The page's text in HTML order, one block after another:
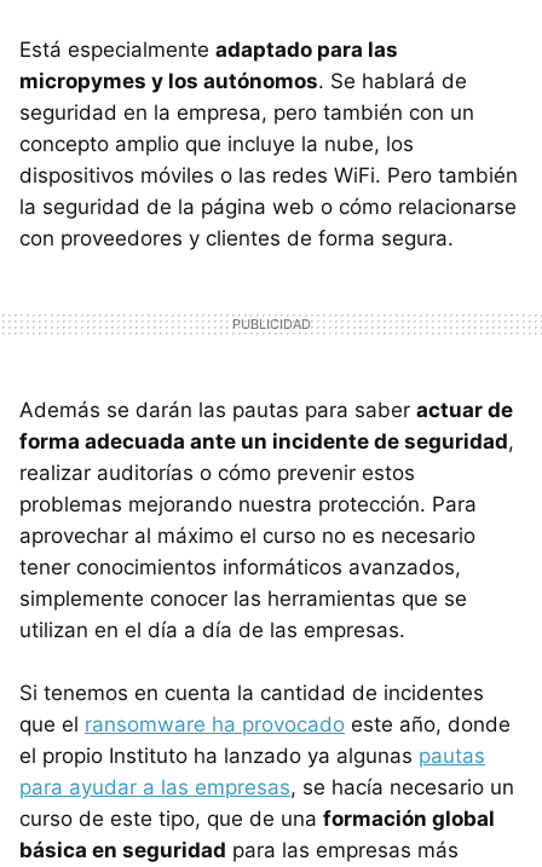
Está especialmente adaptado para las
micropymes y los autónomos. Se hablará de
seguridad en la empresa, pero también con un
concepto amplio que incluye la nube, los
dispositivos móviles o las redes WiFi. Pero también
la seguridad de la página web o cómo relacionarse
con proveedores y clientes de forma segura.
Además se darán las pautas para saber actuar de
forma adecuada ante un incidente de seguridad,
realizar auditorías o cómo prevenir estos
problemas mejorando nuestra protección. Para
aprovechar al máximo el curso no es necesario
tener conocimientos informáticos avanzados,
simplemente conocer las herramientas que se
utilizan en el día a día de las empresas.
Si tenemos en cuenta la cantidad de incidentes
que el ransomware ha provocado este año, donde
el propio Instituto ha lanzado ya algunas pautas
para ayudar a las empresas, se hacía necesario un
curso de este tipo, que de una formación global
básica en seguridad para las empresas más